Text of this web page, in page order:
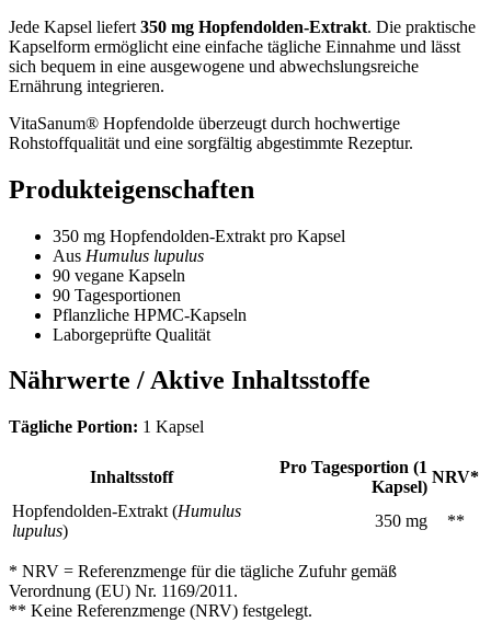
Jede Kapsel liefert 350 mg Hopfendolden-Extrakt. Die praktische
Kapselform ermöglicht eine einfache tägliche Einnahme und lässt
sich bequem in eine ausgewogene und abwechslungsreiche
Ernährung integrieren.
VitaSanum® Hopfendolde überzeugt durch hochwertige
Rohstoffqualität und eine sorgfältig abgestimmte Rezeptur.
Produkteigenschaften
350 mg Hopfendolden-Extrakt pro Kapsel
Aus Humulus lupulus
90 vegane Kapseln
90 Tagesportionen
Pflanzliche HPMC-Kapseln
Laborgeprüfte Qualität
Nährwerte / Aktive Inhaltsstoffe
Tägliche Portion: 1 Kapsel
Inhaltsstoff
Pro Tagesportion (1
Kapsel)
NRV*
Hopfendolden-Extrakt (Humulus
lupulus)
350 mg **
* NRV = Referenzmenge für die tägliche Zufuhr gemäß
Verordnung (EU) Nr. 1169/2011.
** Keine Referenzmenge (NRV) festgelegt.